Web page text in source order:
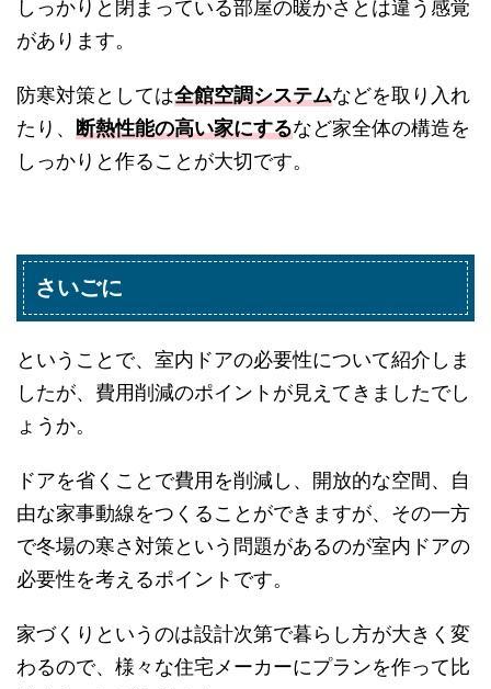
しっかりと閉まっている部屋の暖かさとは違う感覚
があります。
防寒対策としては全館空調システムなどを取り入れ
たり、 断熱性能の高い家にするなど家全体の構造を
しっかりと作ることが大切です。
さいごに
ということで、室内ドアの必要性について紹介しま
したが、費用削減のポイントが見えてきましたでし
ょうか。
ドアを省くことで費用を削減し、開放的な空間、自
由な家事動線をつくることができますが、その一方
で冬場の寒さ対策という問題があるのが室内ドアの
必要性を考えるポイントです。
家づくりというのは設計次第で暮らし方が大きく変
わるので、様々な住宅メーカーにプランを作って比